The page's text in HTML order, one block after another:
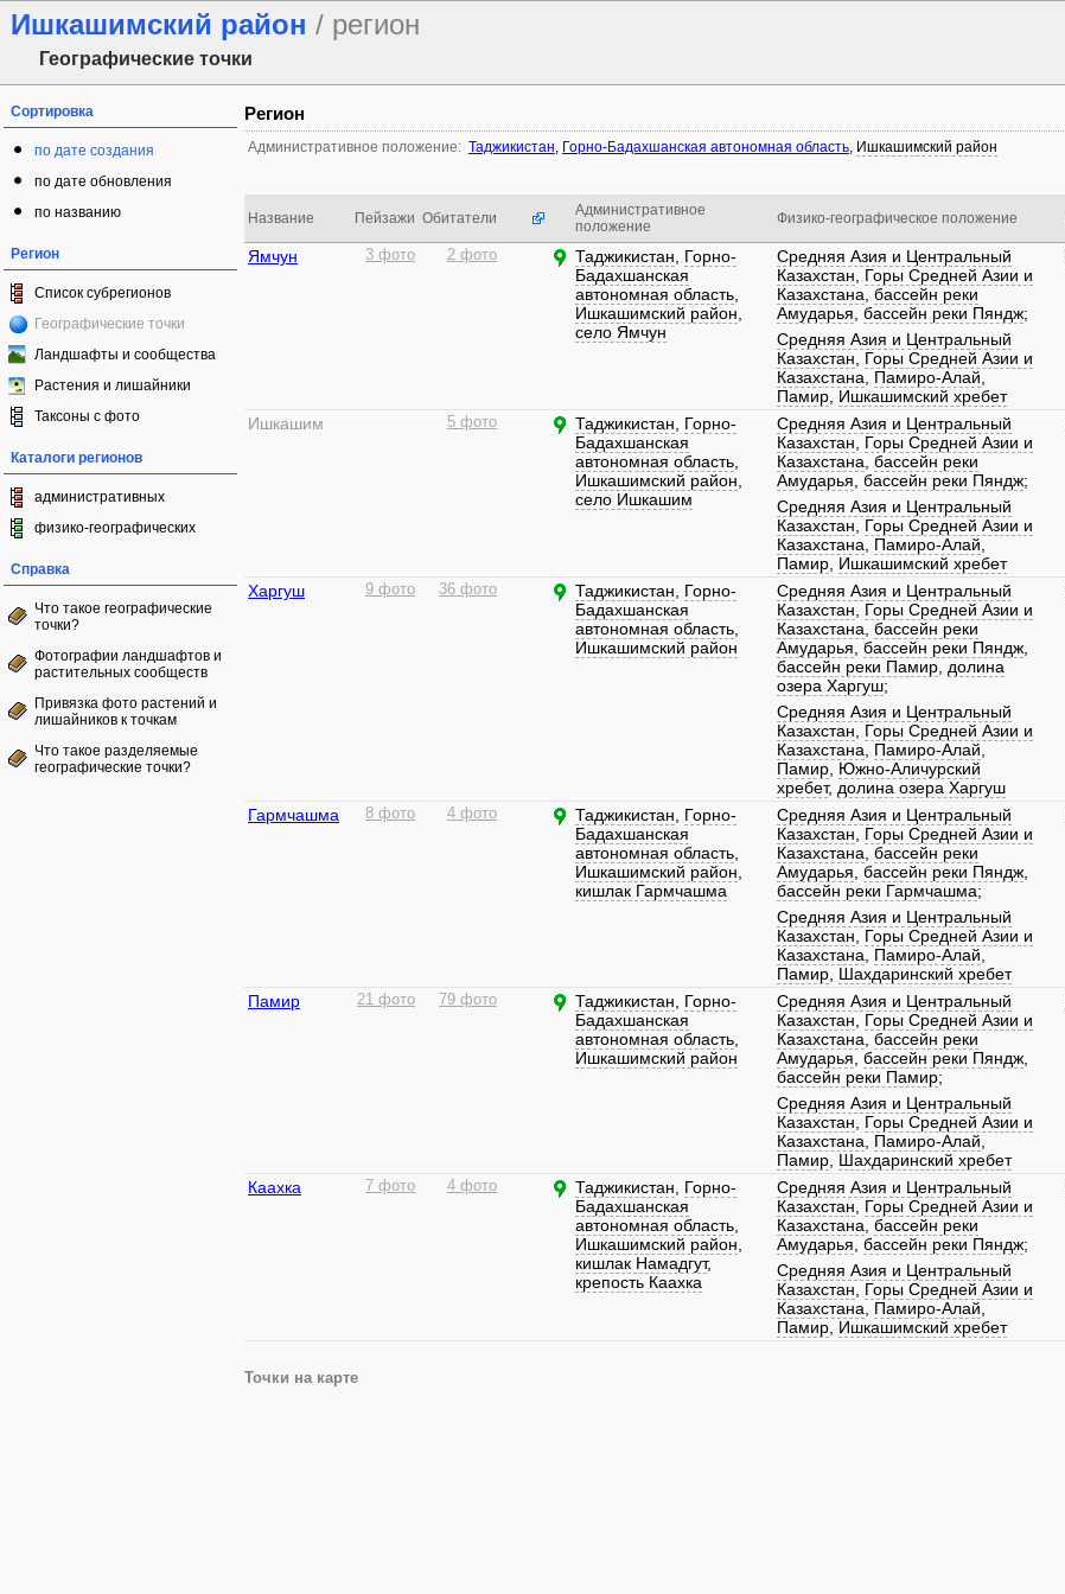
Ишкашимский район / регион
Географические точки
Сортировка
по дате создания
по дате обновления
по названию
Регион
Список субрегионов
Географические точки
Ландшафты и сообщества
Растения и лишайники
Таксоны с фото
Каталоги регионов
административных
физико-географических
Справка
Что такое географические
точки?
Фотографии ландшафтов и
растительных сообществ
Привязка фото растений и
лишайников к точкам
Что такое разделяемые
географические точки?
Регион
Административное положение: Таджикистан, Горно-Бадахшанская автономная область, Ишкашимский район
Название Пейзажи Обитатели
Административное
положение
Физико-географическое положение
Ямчун 3 фото 2 фото Таджикистан
Горно-
Бадахшанская
автономная область
Ишкашимский район
село Ямчун
Средняя Азия и Центральный
Казахстан
Горы Средней Азии и
Казахстана бассейн реки
Амударья бассейн реки Пяндж;
Средняя Азия и Центральный
Казахстан
Горы Средней Азии и
Казахстана
Памиро-Алай
Памир Ишкашимский хребет
Ишкашим 5 фото Таджикистан
Горно-
Бадахшанская
автономная область
Ишкашимский район
село Ишкашим
Средняя Азия и Центральный
Казахстан
Горы Средней Азии и
Казахстана бассейн реки
Амударья бассейн реки Пяндж;
Средняя Азия и Центральный
Казахстан
Горы Средней Азии и
Казахстана
Памиро-Алай
Памир Ишкашимский хребет
Харгуш 9 фото 36 фото Таджикистан
Горно-
Бадахшанская
автономная область
Ишкашимский район
Средняя Азия и Центральный
Казахстан
Горы Средней Азии и
Казахстана бассейн реки
Амударья бассейн реки Пяндж
бассейн реки Памир долина
озера Харгуш;
Средняя Азия и Центральный
Казахстан
Горы Средней Азии и
Казахстана
Памиро-Алай
Памир Южно-Аличурский
хребет, долина озера Харгуш
Гармчашма 8 фото 4 фото Таджикистан
Горно-
Бадахшанская
автономная область
Ишкашимский район
кишлак Гармчашма
Средняя Азия и Центральный
Казахстан
Горы Средней Азии и
Казахстана бассейн реки
Амударья бассейн реки Пяндж
бассейн реки Гармчашма;
Средняя Азия и Центральный
Казахстан
Горы Средней Азии и
Казахстана
Памиро-Алай
Памир Шахдаринский хребет
Памир 21 фото 79 фото Таджикистан
Горно-
Бадахшанская
автономная область
Ишкашимский район
Средняя Азия и Центральный
Казахстан
Горы Средней Азии и
Казахстана бассейн реки
Амударья бассейн реки Пяндж
бассейн реки Памир;
Средняя Азия и Центральный
Казахстан
Горы Средней Азии и
Казахстана
Памиро-Алай
Памир Шахдаринский хребет
Каахка 7 фото 4 фото Таджикистан
Горно-
Бадахшанская
автономная область
Ишкашимский район
кишлак Намадгут,
крепость Каахка
Средняя Азия и Центральный
Казахстан
Горы Средней Азии и
Казахстана бассейн реки
Амударья бассейн реки Пяндж;
Средняя Азия и Центральный
Казахстан
Горы Средней Азии и
Казахстана
Памиро-Алай
Памир Ишкашимский хребет
Точки на карте